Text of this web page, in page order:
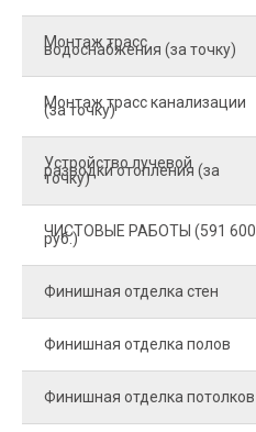
Монтаж трасс
водоснабжения (за точку)
Монтаж трасс канализации
(за точку)
Устройство лучевой
разводки отопления (за
точку)
ЧИСТОВЫЕ РАБОТЫ (591 600
руб.)
Финишная отделка стен
Финишная отделка полов
Финишная отделка потолков